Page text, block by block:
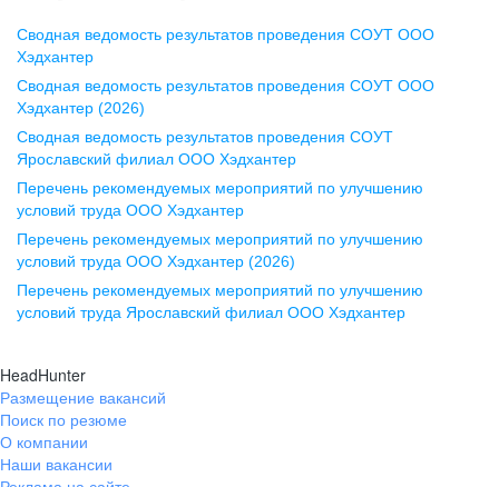
Воронеж
ул. Комиссаржевской, д. 10,
офис 1212
+7 473 280-05-05
pr@vrn.hh.ru
ул. Спартаковская, д. 2А, этаж 3,
помещение 15
+7 843 212-12-50
Екатеринбург
ул. Боевых Дружин, стр. 20,
Сводная ведомость результатов проведения СОУТ ООО
Хэдхантер
Сводная ведомость результатов проведения СОУТ ООО
Хэдхантер (2026)
Сводная ведомость результатов проведения СОУТ
Ярославский филиал ООО Хэдхантер
Перечень рекомендуемых мероприятий по улучшению
условий труда ООО Хэдхантер
Перечень рекомендуемых мероприятий по улучшению
условий труда ООО Хэдхантер (2026)
Перечень рекомендуемых мероприятий по улучшению
условий труда Ярославский филиал ООО Хэдхантер
HeadHunter
Размещение вакансий
Поиск по резюме
О компании
Наши вакансии